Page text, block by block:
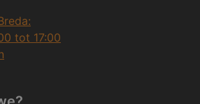
tot 17:00